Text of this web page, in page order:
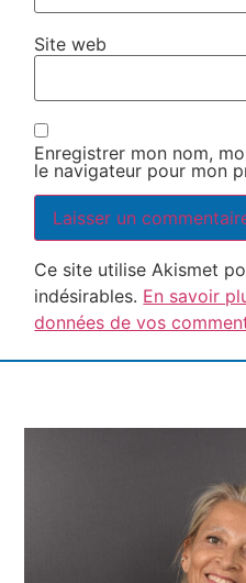
Site web
Enregistrer mon nom,
le navigateur pour mon
Ce site utilise Akismet
indésirables. En savoir
données de vos